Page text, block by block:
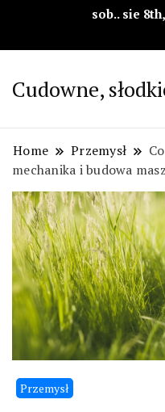
sob.. sie
Cudowne,
Home Przemysł
mechanika i budowa
Przemysł